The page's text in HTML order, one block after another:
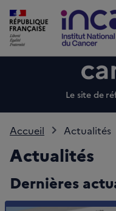
Le site de
Accueil Actualités
Actualités
Dernières